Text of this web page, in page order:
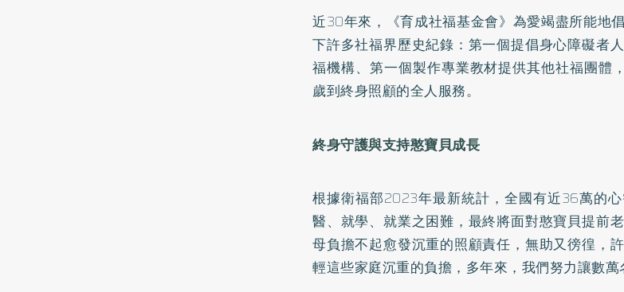
近30年來，《育成社福基金會》為愛竭盡所能地
下許多社福界歷史紀錄：第一個提倡身心障礙者
福機構、第一個製作專業教材提供其他社福團體
歲到終身照顧的全人服務。
終身守護與支持憨寶貝成長
根據衛福部2023年最新統計，全國有近36萬的
醫、就學、就業之困難，最終將面對憨寶貝提前
母負擔不起愈發沉重的照顧責任，無助又徬徨，
輕這些家庭沉重的負擔，多年來，我們努力讓數萬